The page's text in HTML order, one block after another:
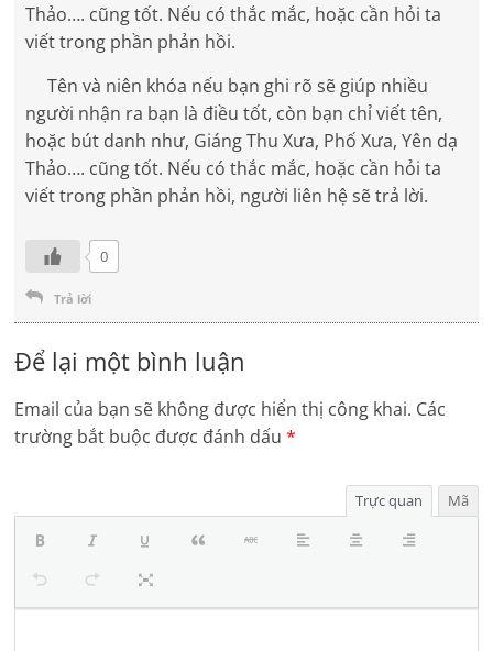
Thảo…. cũng tốt. Nếu có thắc mắc, hoặc cần hỏi ta
viết trong phần phản hồi.
Tên và niên khóa nếu bạn ghi rõ sẽ giúp nhiều
người nhận ra bạn là điều tốt, còn bạn chỉ viết tên,
hoặc bút danh như, Giáng Thu Xưa, Phố Xưa, Yên dạ
Thảo…. cũng tốt. Nếu có thắc mắc, hoặc cần hỏi ta
viết trong phần phản hồi, người liên hệ sẽ trả lời.
0
Trả lời
Để lại một bình luận
Email của bạn sẽ không được hiển thị công khai. Các
trường bắt buộc được đánh dấu*
Trực quan Mã